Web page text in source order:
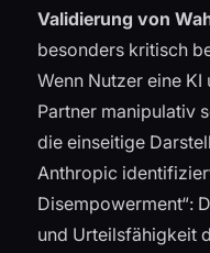
Validierung von
besonders kritisch
Wenn Nutzer eine
Partner manipulativ
die einseitige
Anthropic
Disempowerment“:
und Urteilsfähigkeit